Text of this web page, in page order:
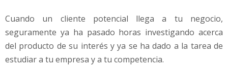
Cuando un cliente potencial llega a tu negocio,
seguramente ya ha pasado horas investigando acerca
del producto de su interés y ya se ha dado a la tarea de
estudiar a tu empresa y a tu competencia.